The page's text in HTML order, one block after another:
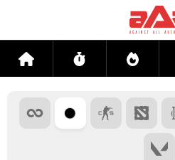
Accueil Flux Directs